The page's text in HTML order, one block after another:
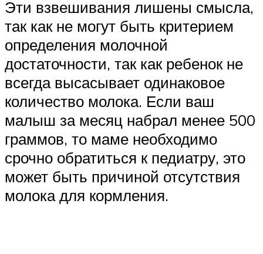
Эти взвешивания лишены смысла,
так как не могут быть критерием
определения молочной
достаточности, так как ребенок не
всегда высасывает одинаковое
количество молока. Если ваш
малыш за месяц набрал менее 500
граммов, то маме необходимо
срочно обратиться к педиатру, это
может быть причиной отсутствия
молока для кормления.